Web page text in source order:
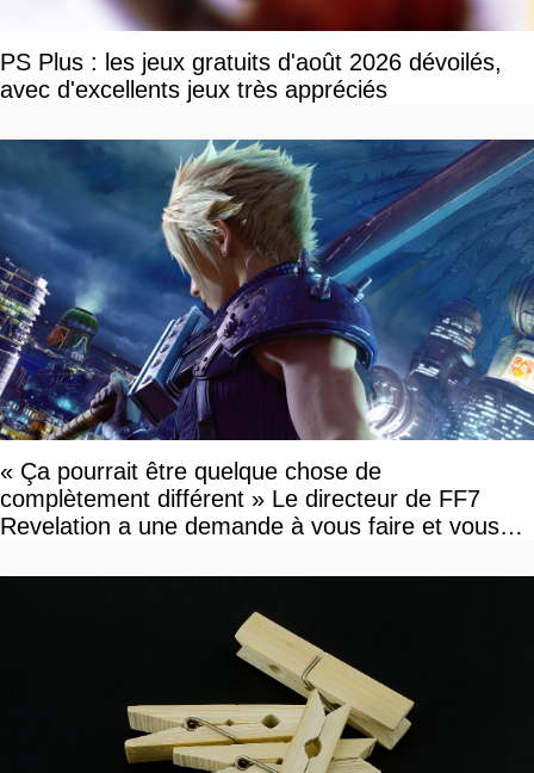
PS Plus : les jeux gratuits d'août 2026 dévoilés,
avec d'excellents jeux très appréciés
« Ça pourrait être quelque chose de
complètement différent » Le directeur de FF7
Revelation a une demande à vous faire et vous